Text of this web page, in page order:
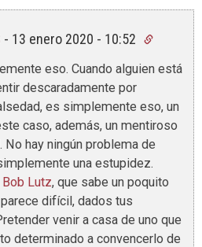
- 13 enero 2020 - 10:52
eso. Cuando alguien está
descaradamente por
es simplemente eso, un
caso, además, un mentiroso
hay ningún problema de
una estupidez.
Lutz, que sabe un poquito
difícil, dados tus
venir a casa de uno que
determinado a convencerlo de